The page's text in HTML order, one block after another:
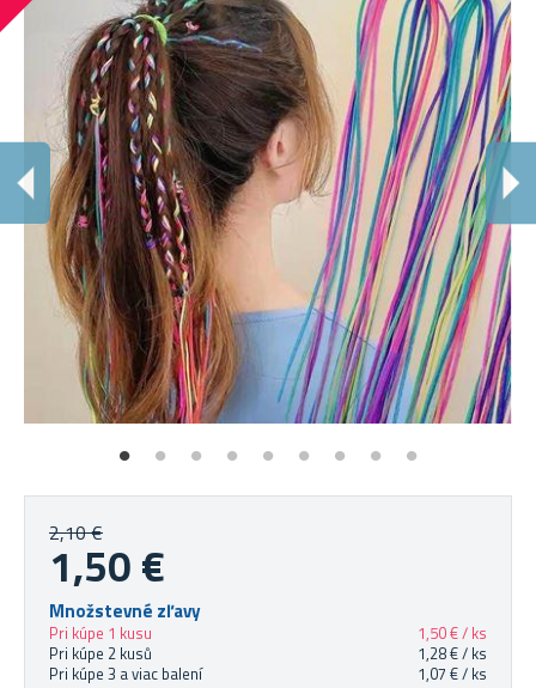
2,10 €
1,50 €
Množstevné zľavy
Pri kúpe 1 kusu
1,50 € / ks
Pri kúpe 2 kusů
1,28 € / ks
Pri kúpe 3 a viac balení
1,07 € / ks